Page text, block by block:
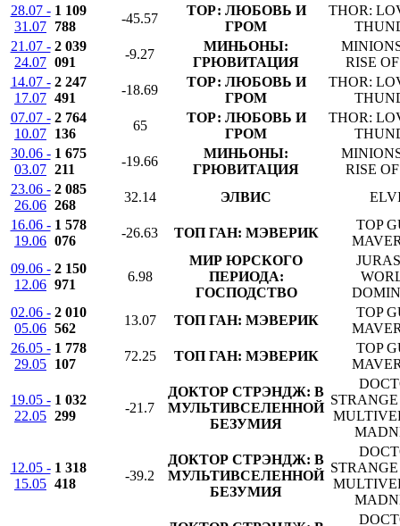
28.07 -
31.07
1 109
788
-45.57
ТОР: ЛЮБОВЬ И
ГРОМ
THOR:
21.07 -
24.07
2 039
091
-9.27
МИНЬОНЫ:
ГРЮВИТАЦИЯ
RISE
14.07 -
17.07
2 247
491
-18.69
ТОР: ЛЮБОВЬ И
ГРОМ
THOR:
07.07 -
10.07
2 764
136
65
ТОР: ЛЮБОВЬ И
ГРОМ
THOR:
30.06 -
03.07
1 675
211
-19.66
МИНЬОНЫ:
ГРЮВИТАЦИЯ
RISE
23.06 -
26.06
2 085
268
32.14 ЭЛВИС
16.06 -
19.06
1 578
076
-26.63 ТОП ГАН: МЭВЕРИК
TOP
09.06 -
12.06
2 150
971
6.98
МИР ЮРСКОГО
ПЕРИОДА:
ГОСПОДСТВО
02.06 -
05.06
2 010
562
13.07 ТОП ГАН: МЭВЕРИК
TOP
26.05 -
29.05
1 778
107
72.25 ТОП ГАН: МЭВЕРИК
TOP
19.05 -
22.05
1 032
299
-21.7
ДОКТОР СТРЭНДЖ: В
МУЛЬТИВСЕЛЕННОЙ
БЕЗУМИЯ
12.05 -
15.05
1 318
418
-39.2
ДОКТОР СТРЭНДЖ: В
МУЛЬТИВСЕЛЕННОЙ
БЕЗУМИЯ